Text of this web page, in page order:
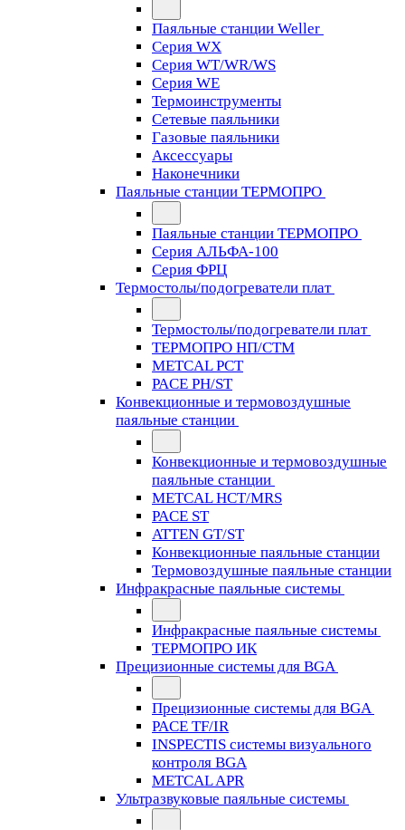
Паяльные станции Weller
Серия WX
Серия WT/WR/WS
Серия WE
Термоинструменты
Сетевые паяльники
Газовые паяльники
Аксессуары
Наконечники
Паяльные станции ТЕРМОПРО
Паяльные станции ТЕРМОПРО
Серия АЛЬФА-100
Серия ФРЦ
Термостолы/подогреватели плат
Термостолы/подогреватели плат
ТЕРМОПРО НП/СТМ
METCAL PCT
PACE PH/ST
Конвекционные и термовоздушные
паяльные станции
Конвекционные и термовоздушные
паяльные станции
METCAL HCT/MRS
PACE ST
ATTEN GT/ST
Конвекционные паяльные станции
Термовоздушные паяльные станции
Инфракрасные паяльные системы
Инфракрасные паяльные системы
ТЕРМОПРО ИК
Прецизионные системы для BGA
Прецизионные системы для BGA
PACE TF/IR
INSPECTIS системы визуального
контроля BGA
METCAL APR
Ультразвуковые паяльные системы